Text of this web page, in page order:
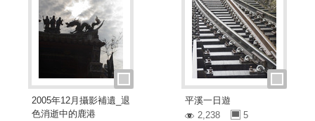
2005年12月攝影補遺_退
色消逝中的鹿港
平溪一日遊
2,238
5